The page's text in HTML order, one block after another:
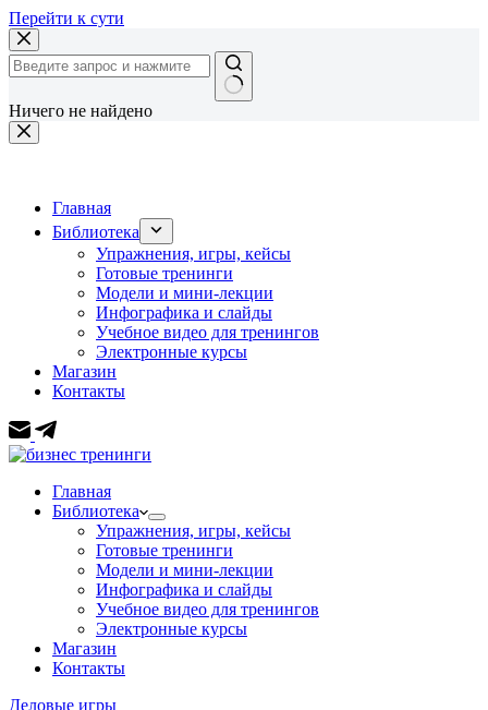
Перейти к сути
Ничего не найдено
Главная
Библиотека
Упражнения, игры, кейсы
Готовые тренинги
Модели и мини-лекции
Инфографика и слайды
Учебное видео для тренингов
Электронные курсы
Магазин
Контакты
Главная
Библиотека
Упражнения, игры, кейсы
Готовые тренинги
Модели и мини-лекции
Инфографика и слайды
Учебное видео для тренингов
Электронные курсы
Магазин
Контакты
Деловые игры